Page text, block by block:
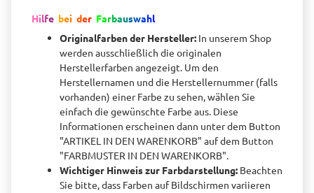
Hilfe bei der Farbauswahl
Originalfarben der Hersteller: In unserem Shop
werden ausschließlich die originalen
Herstellerfarben angezeigt. Um den
Herstellernamen und die Herstellernummer (falls
vorhanden) einer Farbe zu sehen, wählen Sie
einfach die gewünschte Farbe aus. Diese
Informationen erscheinen dann unter dem Button
"ARTIKEL IN DEN WARENKORB" auf dem Button
"FARBMUSTER IN DEN WARENKORB".
Wichtiger Hinweis zur Farbdarstellung: Beachten
Sie bitte, dass Farben auf Bildschirmen variieren